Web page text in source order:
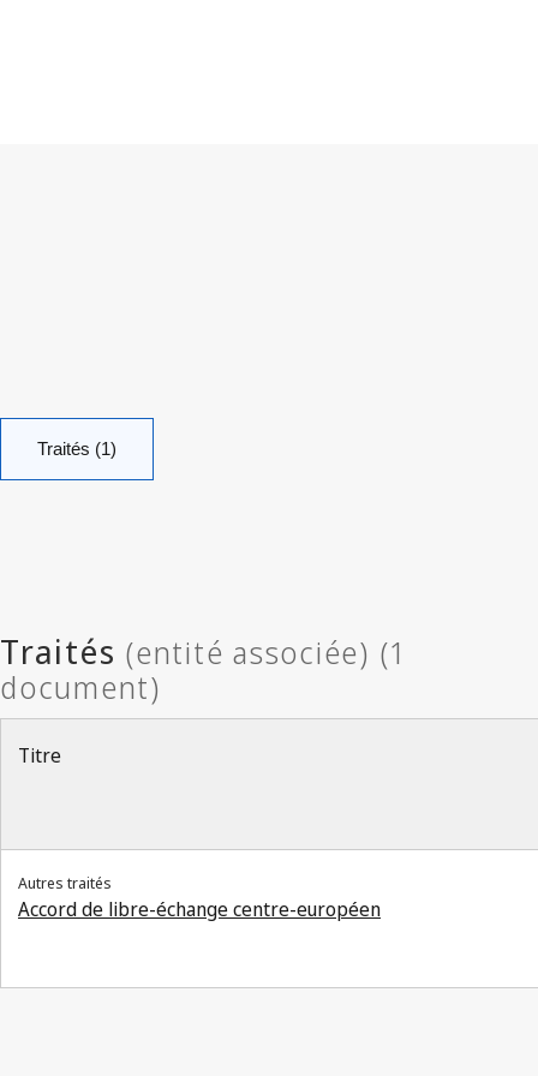
Traités (1)
Titre
Autres traités
Accord de libre-échange centre-européen